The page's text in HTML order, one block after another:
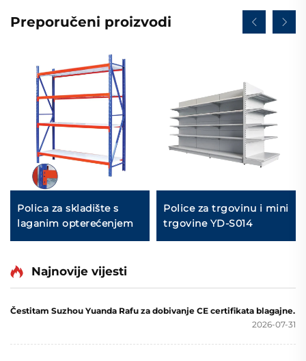
Preporučeni proizvodi
Polica za skladište s
laganim opterećenjem
Police za trgovinu i mini
trgovine YD-S014
Najnovije vijesti
Čestitam Suzhou Yuanda Rafu za dobivanje CE certifikata blagajne.
2026-07-31